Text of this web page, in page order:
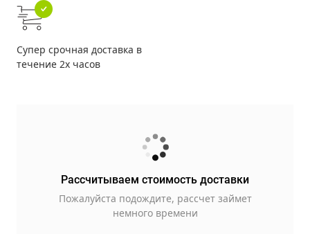
Супер срочная доставка в
течение 2х часов
Рассчитываем стоимость доставки
Пожалуйста подождите, рассчет займет
немного времени